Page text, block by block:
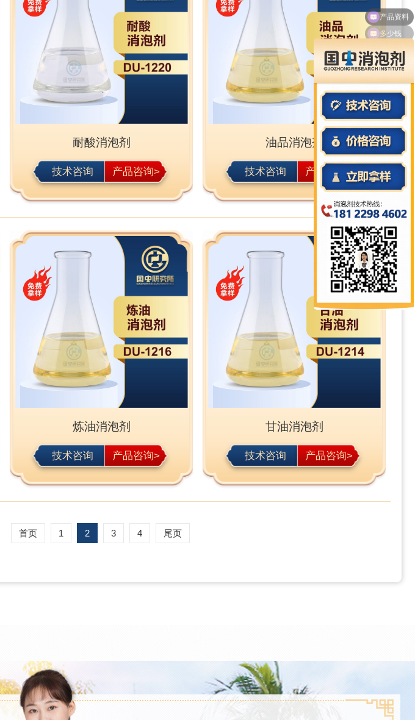
耐酸消泡剂
技术咨询 产品咨询>
油品消泡剂
技术咨询 产品咨询>
炼油消泡剂
技术咨询 产品咨询>
甘油消泡剂
技术咨询 产品咨询>
首页 1 2 3 4 尾页
多少钱